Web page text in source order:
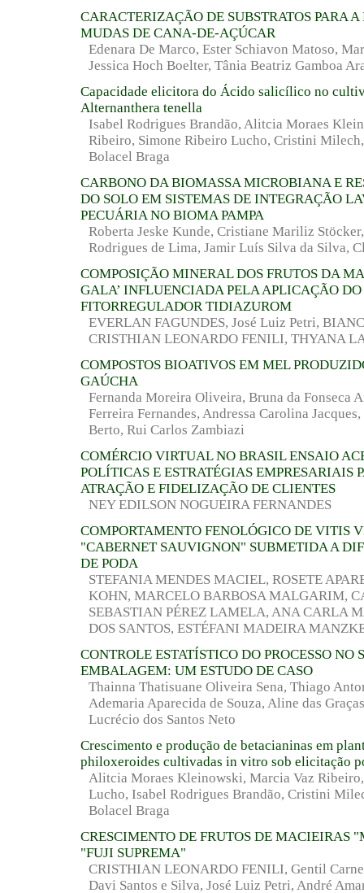
CARACTERIZAÇÃO DE SUBSTRATOS PARA A
MUDAS DE CANA-DE-AÇÚCAR
Edenara De Marco, Ester Schiavon Matoso,
Jessica Hoch Boelter, Tânia Beatriz Gamboa
Capacidade elicitora do Ácido salicílico no
Alternanthera tenella
Isabel Rodrigues Brandão, Alitcia Moraes
Ribeiro, Simone Ribeiro Lucho, Cristini
Bolacel Braga
CARBONO DA BIOMASSA MICROBIANA E
DO SOLO EM SISTEMAS DE INTEGRAÇÃO
PECUÁRIA NO BIOMA PAMPA
Roberta Jeske Kunde, Cristiane Mariliz
Rodrigues de Lima, Jamir Luís Silva da Silva,
COMPOSIÇÃO MINERAL DOS FRUTOS DA
GALA’ INFLUENCIADA PELA APLICAÇÃO DO
FITORREGULADOR TIDIAZUROM
EVERLAN FAGUNDES, José Luiz Petri,
CRISTHIAN LEONARDO FENILI, THYANA
COMPOSTOS BIOATIVOS EM MEL
GAÚCHA
Fernanda Moreira Oliveira, Bruna da Fonseca
Ferreira Fernandes, Andressa Carolina
Berto, Rui Carlos Zambiazi
COMÉRCIO VIRTUAL NO BRASIL ENSAIO
POLÍTICAS E ESTRATÉGIAS EMPRESARIAIS
ATRAÇÃO E FIDELIZAÇÃO DE CLIENTES
NEY EDILSON NOGUEIRA FERNANDES
COMPORTAMENTO FENOLÓGICO DE VITIS
"CABERNET SAUVIGNON" SUBMETIDA A
DE PODA
STEFANIA MENDES MACIEL, ROSETE
KOHN, MARCELO BARBOSA MALGARIM,
SEBASTIAN PÉREZ LAMELA, ANA CARLA
DOS SANTOS, ESTÉFANI MADEIRA
CONTROLE ESTATÍSTICO DO PROCESSO NO
EMBALAGEM: UM ESTUDO DE CASO
Thainna Thatisuane Oliveira Sena, Thiago
Ademaria Aparecida de Souza, Aline das
Lucrécio dos Santos Neto
Crescimento e produção de betacianinas em
philoxeroides cultivadas in vitro sob elicitação
Alitcia Moraes Kleinowski, Marcia Vaz
Lucho, Isabel Rodrigues Brandão, Cristini
Bolacel Braga
CRESCIMENTO DE FRUTOS DE MACIEIRAS
"FUJI SUPREMA"
CRISTHIAN LEONARDO FENILI, Gentil
Davi Santos e Silva, José Luiz Petri, André